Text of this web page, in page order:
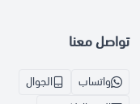
تواصل معنا
واتساب
الجوال